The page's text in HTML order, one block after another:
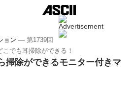
ョン ― 第1739回
でも耳掃除ができる！
掃除ができるモニター付きマ